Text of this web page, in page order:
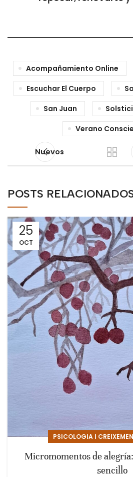
Acompañamiento Online
Escuchar El Cuerpo
San Juan
Verano
Nuevos
POSTS
25
OCT
PSICOLOGIA I
Micromomentos de
sencillo